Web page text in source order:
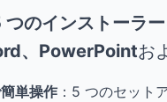
つのインストーラ
、PowerPointお
単操作 ：5 つのセット